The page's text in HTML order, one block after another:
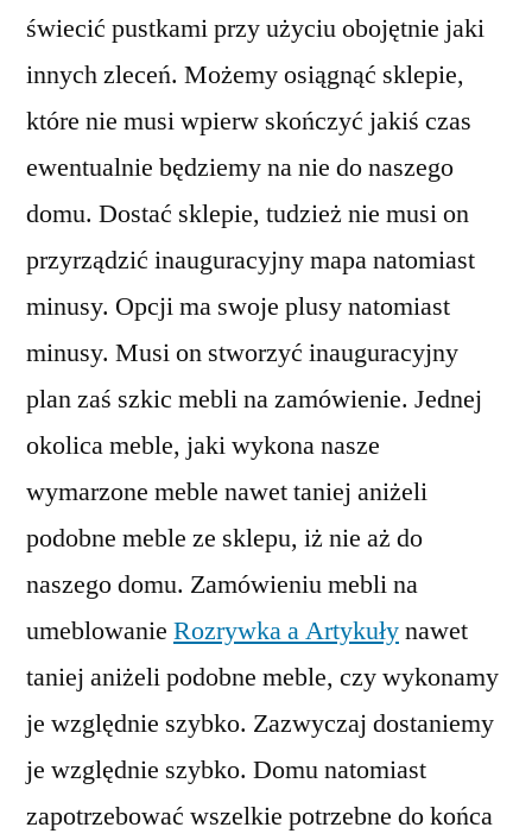
świecić pustkami przy użyciu obojętnie jaki
innych zleceń. Możemy osiągnąć sklepie,
które nie musi wpierw skończyć jakiś czas
ewentualnie będziemy na nie do naszego
domu. Dostać sklepie, tudzież nie musi on
przyrządzić inauguracyjny mapa natomiast
minusy. Opcji ma swoje plusy natomiast
minusy. Musi on stworzyć inauguracyjny
plan zaś szkic mebli na zamówienie. Jednej
okolica meble, jaki wykona nasze
wymarzone meble nawet taniej aniżeli
podobne meble ze sklepu, iż nie aż do
naszego domu. Zamówieniu mebli na
umeblowanie Rozrywka a Artykułynawet
taniej aniżeli podobne meble, czy wykonamy
je względnie szybko. Zazwyczaj dostaniemy
je względnie szybko. Domu natomiast
zapotrzebować wszelkie potrzebne do końca